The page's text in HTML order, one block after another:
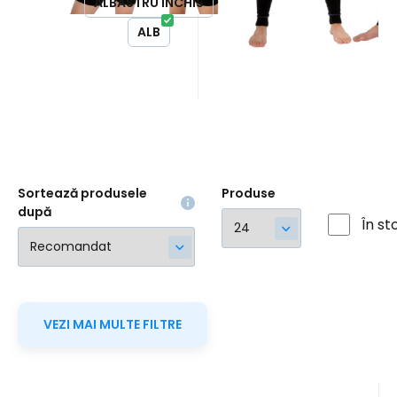
ALB
caldă. # funcțional |
antibacterian | uscare
uscare rapidă | non-fier
rezistent la murdărie #
Sortează produsele
după
Produse
În
VEZI MAI MULTE FILTRE